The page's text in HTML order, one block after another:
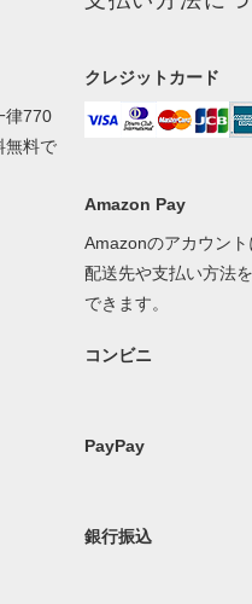
律770
無料で
クレジットカード
Amazon Pay
Amazonのアカウント
配送先や支払い方法
できます。
コンビニ
PayPay
銀行振込